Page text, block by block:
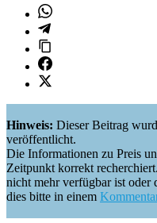
Hinweis: Dieser Beitrag
veröffentlicht.
Die Informationen zu Preis
Zeitpunkt korrekt
nicht mehr verfügbar ist oder
dies bitte in einem